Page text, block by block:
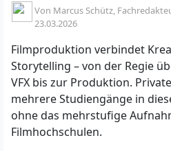
Von Marcus Schütz,
23.03.2026
Filmproduktion verbindet
Storytelling – von der Regie
VFX bis zur Produktion.
mehrere Studiengänge in
ohne das mehrstufige
Filmhochschulen.